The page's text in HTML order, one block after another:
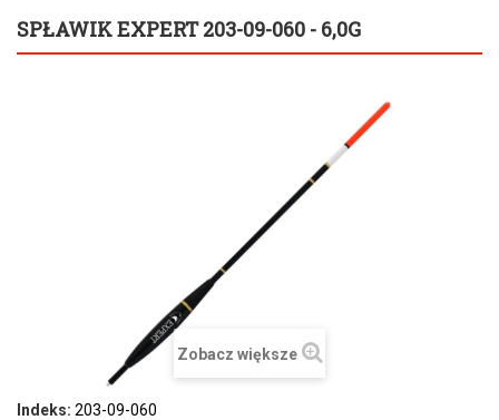
SPŁAWIK EXPERT 203-09-060 - 6,0G
Zobacz większe
Indeks: 203-09-060